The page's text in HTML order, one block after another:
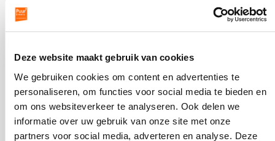
Deze website maakt gebruik van cookies
We gebruiken cookies om content en advertenties te
personaliseren, om functies voor social media te bieden en
om ons websiteverkeer te analyseren. Ook delen we
informatie over uw gebruik van onze site met onze
partners voor social media, adverteren en analyse. Deze
zeedijk. Je waant je in een ander land. Wil je het extra leuk
maken? Fietsen door de Pijp voelt als Parijs. Je hebt daar
fietst voel je je echt verbonden met Mokum.
8. De Westelijke eilanden
Het gedeelte waar de tijd lijkt stil te staan. I Amsterdam
heeft in dit gebied een geweldigewandelroute . Houten
ophaalbruggen, stoere pakhuizen en een glimp van de